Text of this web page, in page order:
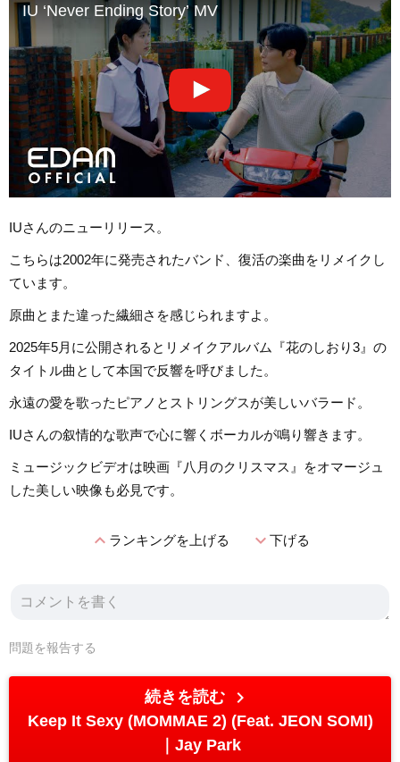
IU ‘Never Ending Story’ MV
IUさんのニューリリース。
こちらは2002年に発売されたバンド、復活の楽曲をリメイクし
ています。
原曲とまた違った繊細さを感じられますよ。
2025年5月に公開されるとリメイクアルバム『花のしおり3』の
タイトル曲として本国で反響を呼びました。
永遠の愛を歌ったピアノとストリングスが美しいバラード。
IUさんの叙情的な歌声で心に響くボーカルが鳴り響きます。
ミュージックビデオは映画『八月のクリスマス』をオマージュ
した美しい映像も必見です。
expand_lessランキングを上げる expand_more下げる
問題を報告する
続きを読む chevron_right
Keep It Sexy (MOMMAE 2) (Feat. JEON SOMI)
Jay Park